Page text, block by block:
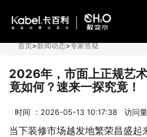
首页>新闻动态>专家答疑
2026年，市面上正规艺
竟如何？速来一探究竟！
时间 ：2026-05-13 10:17:38 访问量
当下装修市场越发地繁荣昌盛起